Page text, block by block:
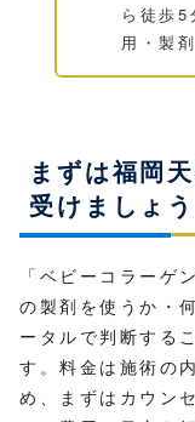
ら徒歩5
用・製
まずは福岡
受けましょう
「ベビーコラーゲ
の製剤を使うか・
ータルで判断する
す。料金は施術の
め、まずはカウン